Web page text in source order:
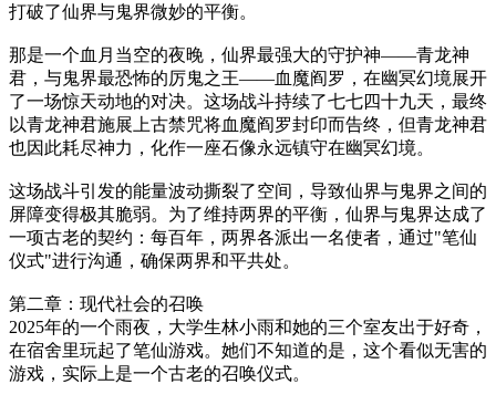
打破了仙界与鬼界微妙的平衡。
那是一个血月当空的夜晚，仙界最强大的守护神——青龙神
君，与鬼界最恐怖的厉鬼之王——血魔阎罗，在幽冥幻境展开
了一场惊天动地的对决。这场战斗持续了七七四十九天，最终
以青龙神君施展上古禁咒将血魔阎罗封印而告终，但青龙神君
也因此耗尽神力，化作一座石像永远镇守在幽冥幻境。
这场战斗引发的能量波动撕裂了空间，导致仙界与鬼界之间的
屏障变得极其脆弱。为了维持两界的平衡，仙界与鬼界达成了
一项古老的契约：每百年，两界各派出一名使者，通过"笔仙
仪式"进行沟通，确保两界和平共处。
第二章：现代社会的召唤
2025年的一个雨夜，大学生林小雨和她的三个室友出于好奇，
在宿舍里玩起了笔仙游戏。她们不知道的是，这个看似无害的
游戏，实际上是一个古老的召唤仪式。